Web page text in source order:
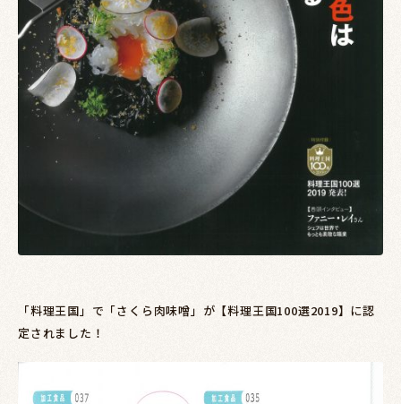
「料理王国」で「さくら肉味噌」が【料理王国100選2019】に認
定されました！